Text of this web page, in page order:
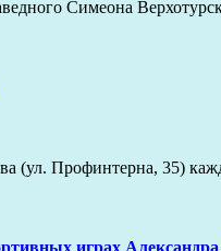
Симеона
(ул. Профинтерна, 35)